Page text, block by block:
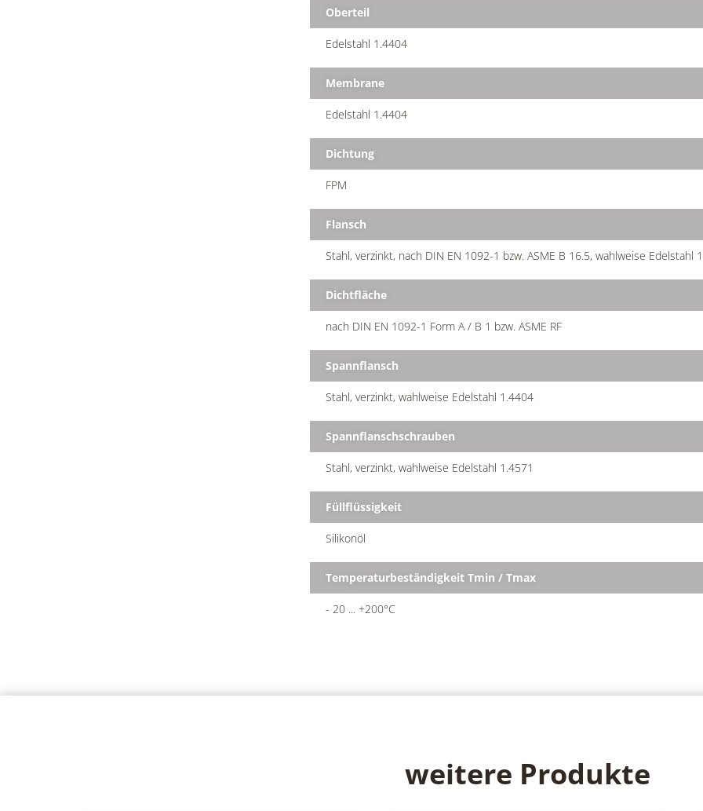
Oberteil
Edelstahl 1.4404
Membrane
Edelstahl 1.4404
Dichtung
FPM
Flansch
Stahl, verzinkt, nach DIN EN 1092-1 bzw. ASME B 16.5, wahlweise Edelstahl
Dichtfläche
nach DIN EN 1092-1 Form A / B 1 bzw. ASME RF
Spannflansch
Stahl, verzinkt, wahlweise Edelstahl 1.4404
Spannflanschschrauben
Stahl, verzinkt, wahlweise Edelstahl 1.4571
Füllflüssigkeit
Silikonöl
Temperaturbeständigkeit Tmin / Tmax
- 20 ... +200°C
weitere Produkte